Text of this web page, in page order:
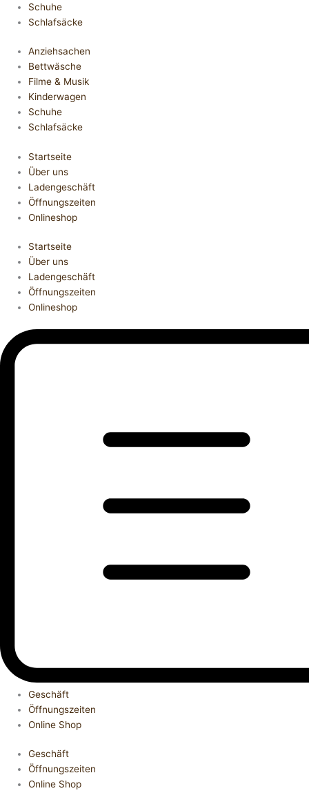
Schuhe
Schlafsäcke
Anziehsachen
Bettwäsche
Filme & Musik
Kinderwagen
Schuhe
Schlafsäcke
Startseite
Über uns
Ladengeschäft
Öffnungszeiten
Onlineshop
Startseite
Über uns
Ladengeschäft
Öffnungszeiten
Onlineshop
Geschäft
Öffnungszeiten
Online Shop
Geschäft
Öffnungszeiten
Online Shop